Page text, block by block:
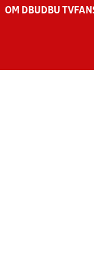
OM DBU DBU TV